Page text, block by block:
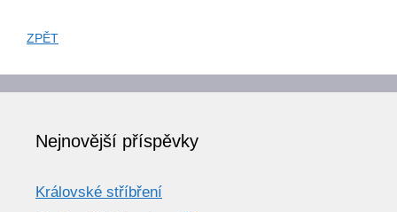
ZPĚT
Nejnovější příspěvky
Královské stříbření